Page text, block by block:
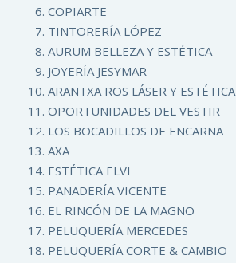
COPIARTE
TINTORERÍA LÓPEZ
AURUM BELLEZA Y ESTÉTICA
JOYERÍA JESYMAR
ARANTXA ROS LÁSER Y ESTÉTICA
OPORTUNIDADES DEL VESTIR
LOS BOCADILLOS DE ENCARNA
AXA
ESTÉTICA ELVI
PANADERÍA VICENTE
EL RINCÓN DE LA MAGNO
PELUQUERÍA MERCEDES
PELUQUERÍA CORTE & CAMBIO